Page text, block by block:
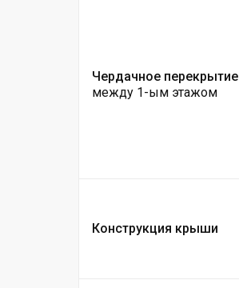
Чердачное перекрытие
между 1-ым этажом
Конструкция крыши